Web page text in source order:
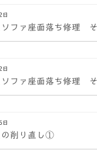
日
ソファ座面落ち修理
日
ソファ座面落ち修理
日
の削り直し①